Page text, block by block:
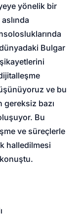
yönelik bir
Bulgar
ve bu
bazı
Bu
ve süreçlerle
halledilmesi